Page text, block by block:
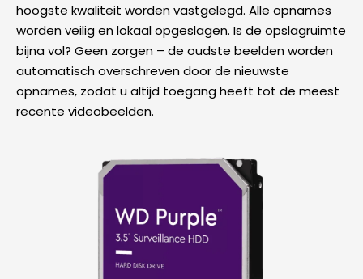
hoogste kwaliteit worden vastgelegd. Alle opnames
worden veilig en lokaal opgeslagen. Is de opslagruimte
bijna vol? Geen zorgen – de oudste beelden worden
automatisch overschreven door de nieuwste
opnames, zodat u altijd toegang heeft tot de meest
recente videobeelden.